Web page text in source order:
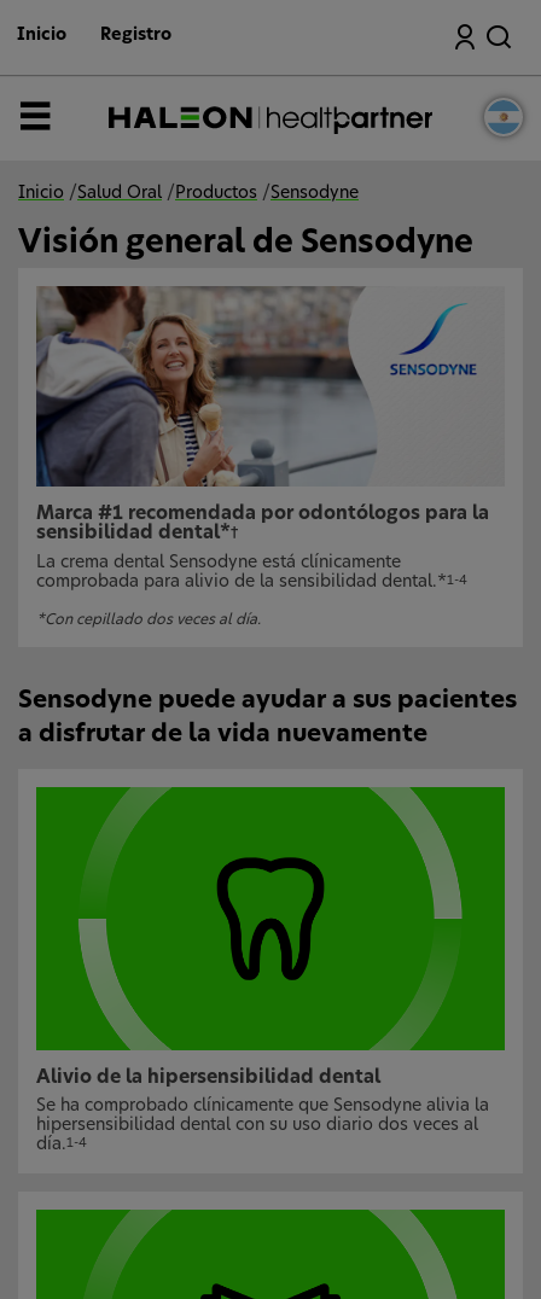
Inicio Registro Buscar
Menú
Inicio / Salud Oral / Productos / Sensodyne
Visión general de Sensodyne
Marca #1 recomendada por odontólogos para la
sensibilidad dental*†
La crema dental Sensodyne está clínicamente
comprobada para alivio de la sensibilidad dental.*1-4
*Con cepillado dos veces al día.
Sensodyne puede ayudar a sus pacientes
a disfrutar de la vida nuevamente
Alivio de la hipersensibilidad dental
Se ha comprobado clínicamente que Sensodyne alivia la
hipersensibilidad dental con su uso diario dos veces al
día.1-4